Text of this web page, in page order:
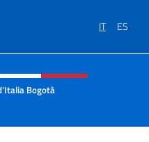
IT ES
e menù
Bogotà